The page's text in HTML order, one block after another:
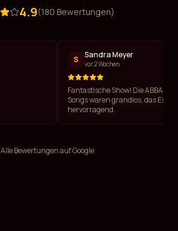
4.9(180 Bewertungen)
S Sandra Meyer
vor 2 Wochen
Fantastische Show! Die ABBA-
Songs waren grandios, das Essen
hervorragend.
Alle Bewertungen auf Google